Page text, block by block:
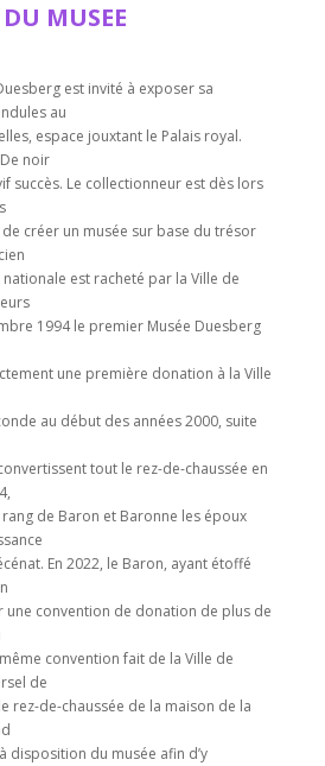
MUSEE
est invité à exposer sa
au
espace jouxtant le Palais royal.
noir
succès. Le collectionneur est dès lors
créer un musée sur base du trésor
est racheté par la Ville de
1994 le premier Musée Duesberg
une première donation à la Ville
au début des années 2000, suite
tout le rez-de-chaussée en
de Baron et Baronne les époux
En 2022, le Baron, ayant étoffé
convention de donation de plus de
convention fait de la Ville de
de
rez-de-chaussée de la maison de la
disposition du musée afin d’y